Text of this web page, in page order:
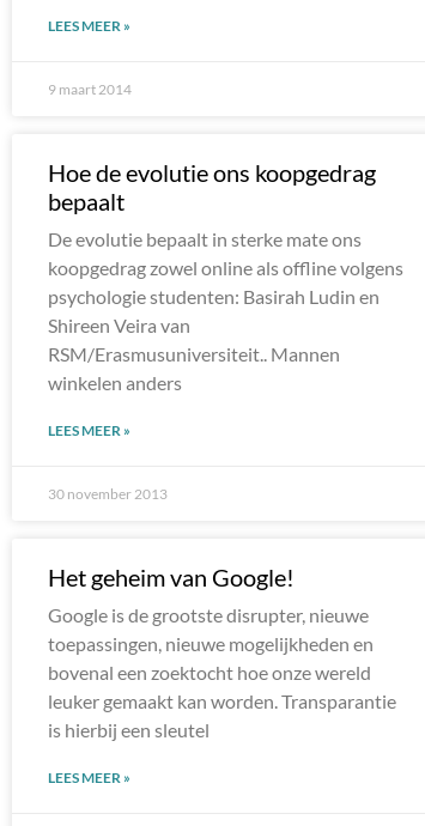
LEES MEER »
9 maart 2014
Hoe de evolutie ons koopgedrag
bepaalt
De evolutie bepaalt in sterke mate ons
koopgedrag zowel online als offline volgens
psychologie studenten: Basirah Ludin en
Shireen Veira van
RSM/Erasmusuniversiteit.. Mannen
winkelen anders
LEES MEER »
30 november 2013
Het geheim van Google!
Google is de grootste disrupter, nieuwe
toepassingen, nieuwe mogelijkheden en
bovenal een zoektocht hoe onze wereld
leuker gemaakt kan worden. Transparantie
is hierbij een sleutel
LEES MEER »